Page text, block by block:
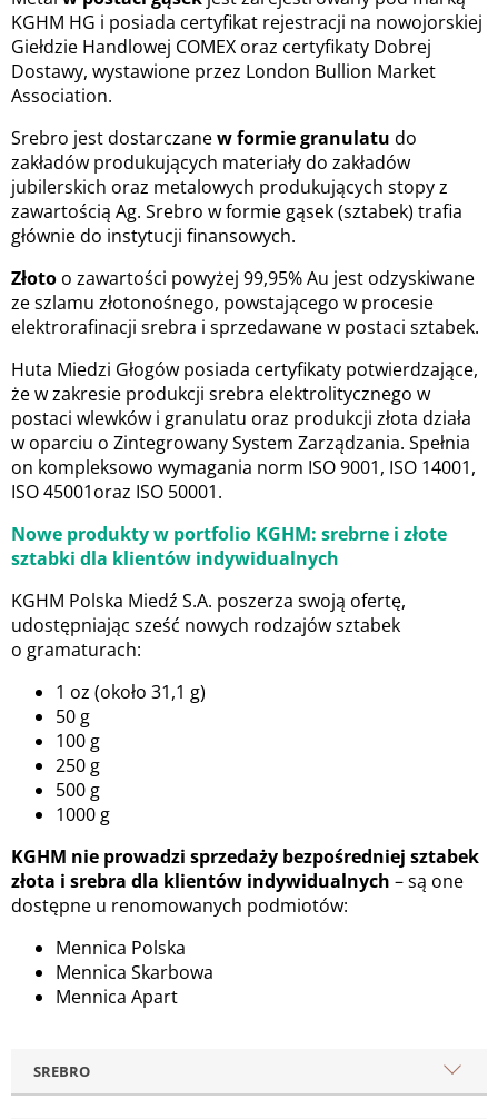
KGHM HG i posiada certyfikat rejestracji na nowojorskiej
Giełdzie Handlowej COMEX oraz certyfikaty Dobrej
Dostawy, wystawione przez London Bullion Market
Association.
Srebro jest dostarczanew formie granulatu do
zakładów produkujących materiały do zakładów
jubilerskich oraz metalowych produkujących stopy z
zawartością Ag. Srebro w formie gąsek (sztabek) trafia
głównie do instytucji finansowych.
Złoto o zawartości powyżej 99,95% Au jest odzyskiwane
ze szlamu złotonośnego, powstającego w procesie
elektrorafinacji srebra i sprzedawane w postaci sztabek.
Huta Miedzi Głogów posiada certyfikaty potwierdzające,
że w zakresie produkcji srebra elektrolitycznego w
postaci wlewków i granulatu oraz produkcji złota działa
w oparciu o Zintegrowany System Zarządzania. Spełnia
on kompleksowo wymagania norm ISO 9001, ISO 14001,
ISO 45001oraz ISO 50001.
Nowe produkty w portfolio KGHM: srebrne i złote
sztabki dla klientów indywidualnych
KGHM Polska Miedź S.A. poszerza swoją ofertę,
udostępniając sześć nowych rodzajów sztabek
o gramaturach:
1 oz (około 31,1 g)
50 g
100 g
250 g
500 g
1000 g
KGHM nie prowadzi sprzedaży bezpośredniej sztabek
złota i srebra dla klientów indywidualnych – są one
dostępne u renomowanych podmiotów:
Mennica Polska
Mennica Skarbowa
Mennica Apart
SREBRO